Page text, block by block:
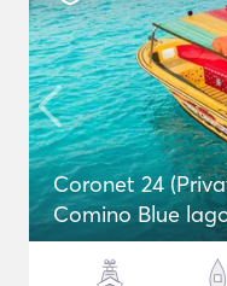
Coronet 24
Comino Blue